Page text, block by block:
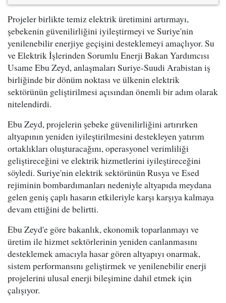
Projeler birlikte temiz elektrik üretimini artırmayı,
şebekenin güvenilirliğini iyileştirmeyi ve Suriye'nin
yenilenebilir enerjiye geçişini desteklemeyi amaçlıyor. Su
ve Elektrik İşlerinden Sorumlu Enerji Bakan Yardımcısı
Usame Ebu Zeyd, anlaşmaları Suriye-Suudi Arabistan iş
birliğinde bir dönüm noktası ve ülkenin elektrik
sektörünün geliştirilmesi açısından önemli bir adım olarak
nitelendirdi.
Ebu Zeyd, projelerin şebeke güvenilirliğini artırırken
altyapının yeniden iyileştirilmesini destekleyen yatırım
ortaklıkları oluşturacağını, operasyonel verimliliği
geliştireceğini ve elektrik hizmetlerini iyileştireceğini
söyledi. Suriye'nin elektrik sektörünün Rusya ve Esed
rejiminin bombardımanları nedeniyle altyapıda meydana
gelen geniş çaplı hasarın etkileriyle karşı karşıya kalmaya
devam ettiğini de belirtti.
Ebu Zeyd'e göre bakanlık, ekonomik toparlanmayı ve
üretim ile hizmet sektörlerinin yeniden canlanmasını
desteklemek amacıyla hasar gören altyapıyı onarmak,
sistem performansını geliştirmek ve yenilenebilir enerji
projelerini ulusal enerji bileşimine dahil etmek için
çalışıyor.